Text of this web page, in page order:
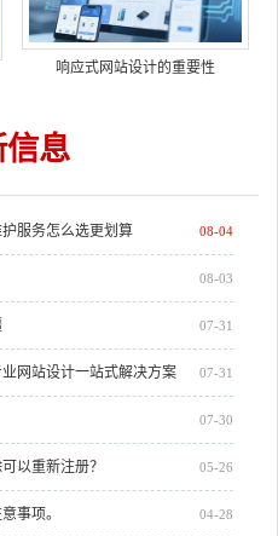
响应式网站设计的重要性
信息
08-04
服务怎么选更划算
08-03
07-31
07-31
网站设计一站式解决方案
07-30
05-26
以重新注册？
04-28
事项。